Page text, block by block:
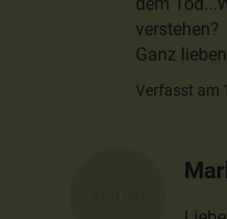
verstehen?
Ganz
Verfasst am